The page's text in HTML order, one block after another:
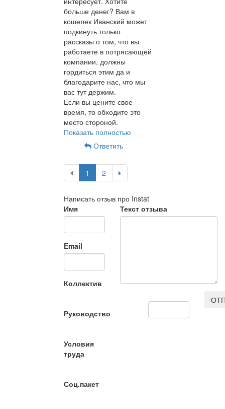
больше денег? Вам в
кошелек Иванский может
подкинуть только
рассказы о том, что вы
работаете в потрясающей
компании, должны
гордиться этим да и
благодарите нас, что мы
вас тут держим.
Если вы цените свое
время, то обходите это
место стороной.
Показать полностью
Ответить
1 2
Написать отзыв про Instat
Имя
Email
Коллектив
Руководство
Условия
труда
Соц.пакет
Текст отзыва